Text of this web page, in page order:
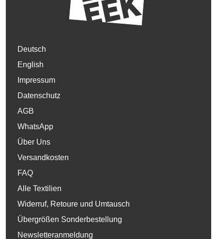
Deutsch
English
Impressum
Datenschutz
AGB
WhatsApp
Über Uns
Versandkosten
FAQ
Alle Textilien
Widerruf, Retoure und Umtausch
Übergrößen Sonderbestellung
Newsletteranmeldung